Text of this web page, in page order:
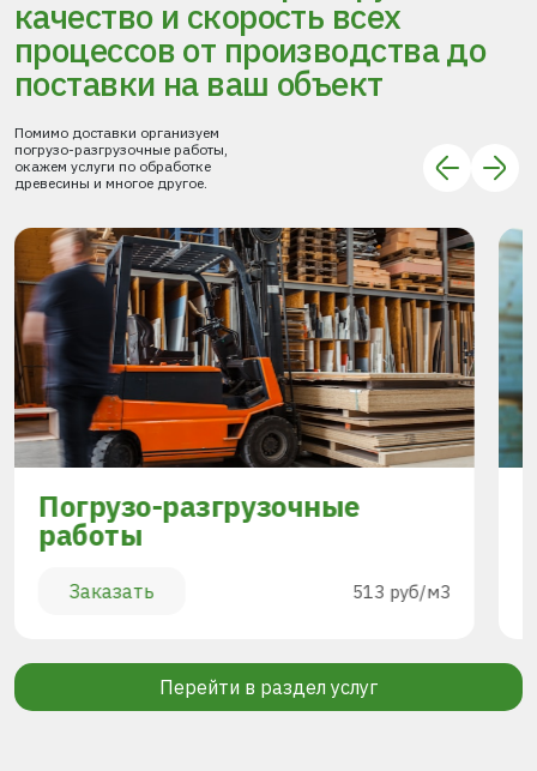
качество и скорость всех
процессовот производства до
поставки на ваш объект
Помимо доставки организуем
погрузо-разгрузочные работы,
окажем услуги по обработке
древесины и многое другое.
Погрузо-разгрузочные
работы
Заказать 513 руб/м3
Перейти в раздел услуг